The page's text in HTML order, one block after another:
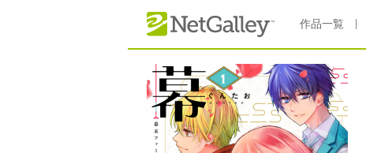
作品一覧